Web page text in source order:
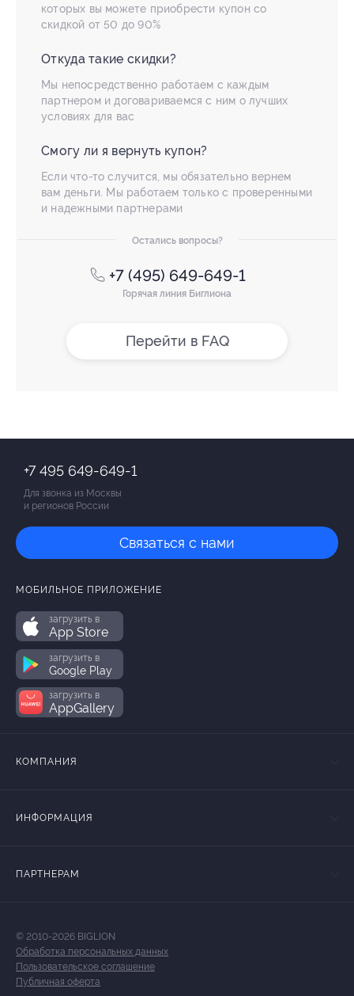
которых вы можете приобрести купон со
скидкой от 50 до 90%
Откуда такие скидки?
Мы непосредственно работаем с каждым
партнером и договариваемся с ним о лучших
условиях для вас
Смогу ли я вернуть купон?
Если что-то случится, мы обязательно вернем
вам деньги. Мы работаем только с проверенными
и надежными партнерами
Остались вопросы?
+7 (495) 649-649-1
Горячая линия Биглиона
Перейти в FAQ
+7 495 649-649-1
Для звонка из Москвы
и регионов России
Связаться с нами
МОБИЛЬНОЕ ПРИЛОЖЕНИЕ
загрузить в
App Store
загрузить в
Google Play
загрузить в
AppGallery
КОМПАНИЯ
ИНФОРМАЦИЯ
ПАРТНЕРАМ
© 2010-2026 BIGLION
Обработка персональных данных
Пользовательское соглашение
Публичная оферта